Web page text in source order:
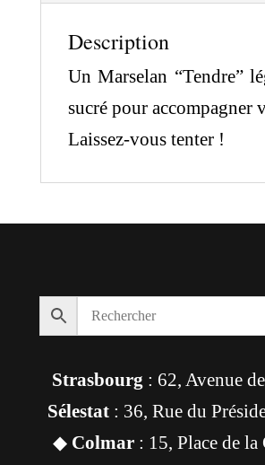
Description
Un Marselan “Tendre”
sucré pour accompagner
Laissez-vous tenter !
Strasbourg : 62, Avenue
Sélestat : 36, Rue du
◆ Colmar: 15, Place de la